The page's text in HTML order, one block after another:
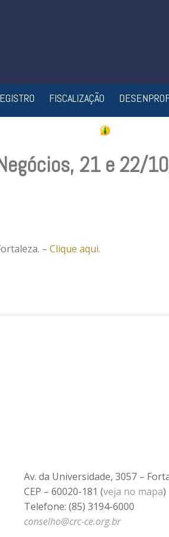
FISCALIZAÇÃO
21 e 22/
– Clique aqui.
Av. da Universidade, 3057 –
CEP – 60020-181 (veja no mapa)
Telefone: (85) 3194-6000
conselho@crc-ce.org.br